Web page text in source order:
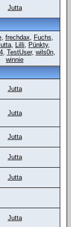
Jutta
, frechdax, Fuchs,
, Lilli, Pünkty,
, TestUser, wils0n,
winnie
Jutta
Jutta
Jutta
Jutta
Jutta
Jutta